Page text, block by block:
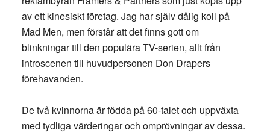
av ett kinesiskt företag. Jag har själv dålig koll på
Mad Men, men förstår att det finns gott om
blinkningar till den populära TV-serien, allt från
introscenen till huvudpersonen Don Drapers
förehavanden.
De två kvinnorna är födda på 60-talet och uppväxta
med tydliga värderingar och omprövningar av dessa.